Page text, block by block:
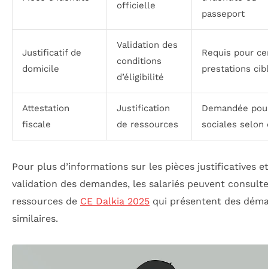
officielle
passeport
Justificatif de
domicile
Validation des
conditions
d’éligibilité
Requis pour
prestations
Attestation
fiscale
Justification
de ressources
Demandée
sociales selon
Pour plus d’informations sur les pièces justificatives
validation des demandes, les salariés peuvent
ressources de CE Dalkia 2025 qui présentent des
similaires.